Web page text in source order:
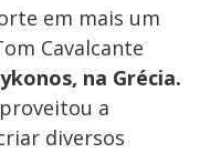
em mais um
Cavalcante
na Grécia.
a
diversos